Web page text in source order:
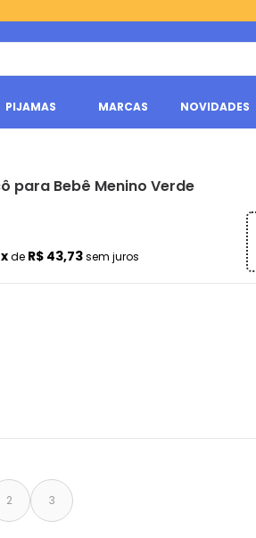
PIJAMAS MARCAS NOVIDADES
para Bebê Menino Verde
de R$ 43,73sem juros
2 3